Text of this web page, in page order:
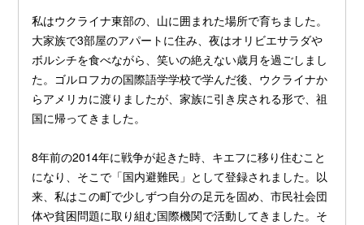
私はウクライナ東部の、山に囲まれた場所で育ちました。
大家族で3部屋のアパートに住み、夜はオリビエサラダや
ボルシチを食べながら、笑いの絶えない歳月を過ごしまし
た。ゴルロフカの国際語学学校で学んだ後、ウクライナか
らアメリカに渡りましたが、家族に引き戻される形で、祖
国に帰ってきました。
8年前の2014年に戦争が起きた時、キエフに移り住むこと
になり、そこで「国内避難民」として登録されました。以
来、私はこの町で少しずつ自分の足元を固め、市民社会団
体や貧困問題に取り組む国際機関で活動してきました。そ